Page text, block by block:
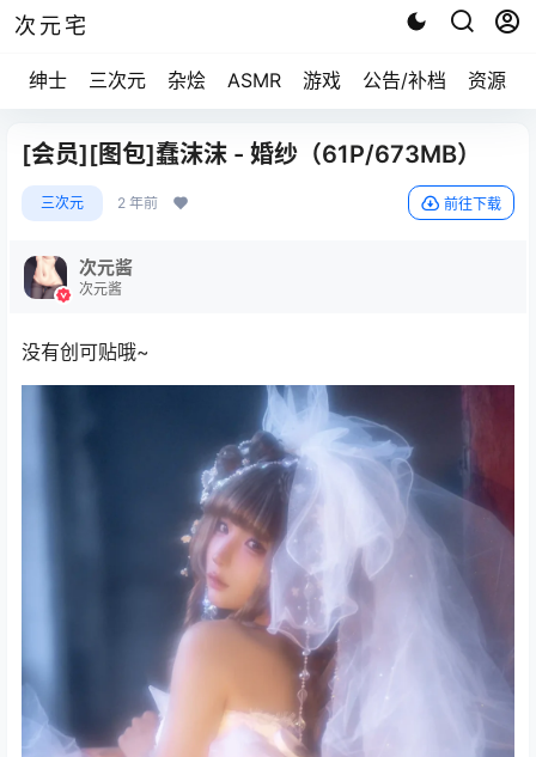
次元宅
绅士 三次元 杂烩 ASMR 游戏 公告/补档 资源求
[会员][图包]蠢沫沫 - 婚纱（61P/673MB）
三次元 2 年前 前往下载
次元酱
次元酱
没有创可贴哦~